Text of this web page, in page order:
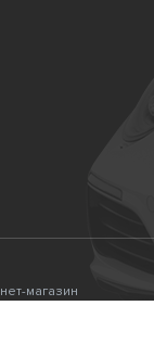
магазин